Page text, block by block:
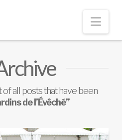
all posts that have been
de l’Évêché”